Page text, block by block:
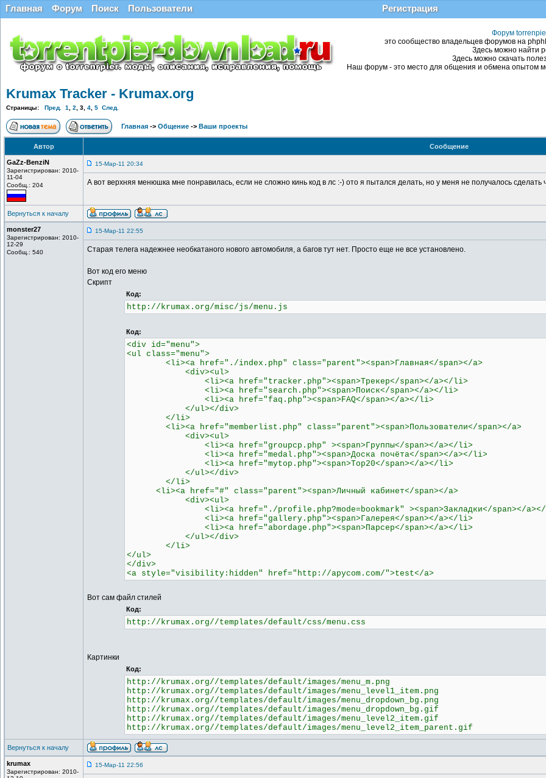
Главная Форум Поиск Пользователи Регистрация
Форум
это сообщество владельцев форумов на
Здесь можно найти
Здесь можно скачать
Наш форум - это место для общения и обмена опытом
Krumax Tracker - Krumax.org
Страницы: Пред. 1 2 3 4 5 След.
Главная -> Общение -> Ваши проекты
Автор Сообщение
GaZz-BenziN
Зарегистрирован: 2010-
11-04
Сообщ.: 204
15-Мар-11 20:34
А вот верхняя менюшка мне понравилась, если не сложно кинь код в лс :-) ото я пытался делать, но у меня не получалось
Вернуться к началу
monster27
Зарегистрирован: 2010-
12-29
Сообщ.: 540
15-Мар-11 22:55
Старая телега надежнее необкатаного нового автомобиля, а багов тут нет. Просто еще не все установлено.
Вот код его меню
Скрипт
Код:
http://krumax.org/misc/js/menu.js
Код:
<div id="menu">
<ul class="menu">
<li><a href="./index.php" class="parent"><span>Главная</span></a>
<div><ul>
<li><a href="tracker.php"><span>Трекер</span></a></li>
<li><a href="search.php"><span>Поиск</span></a></li>
<li><a href="faq.php"><span>FAQ</span></a></li>
</ul></div>
</li>
<li><a href="memberlist.php" class="parent"><span>Пользователи</span></a>
<div><ul>
<li><a href="groupcp.php" ><span>Группы</span></a></li>
<li><a href="medal.php"><span>Доска почёта</span></a></li>
<li><a href="mytop.php"><span>Top20</span></a></li>
</ul></div>
</li>
<li><a href="#" class="parent"><span>Личный кабинет</span></a>
<div><ul>
<li><a href="./profile.php?mode=bookmark" ><span>Закладки</span></
<li><a href="gallery.php"><span>Галерея</span></a></li>
<li><a href="abordage.php"><span>Парсер</span></a></li>
</ul></div>
</li>
</ul>
</div>
<a style="visibility:hidden" href="http://apycom.com/">test</a>
Вот сам файл стилей
Код:
http://krumax.org//templates/default/css/menu.css
Картинки
Код:
http://krumax.org//templates/default/images/menu_m.png
http://krumax.org//templates/default/images/menu_level1_item.png
http://krumax.org//templates/default/images/menu_dropdown_bg.png
http://krumax.org//templates/default/images/menu_dropdown_bg.gif
http://krumax.org//templates/default/images/menu_level2_item.gif
http://krumax.org//templates/default/images/menu_level2_item_parent.gif
Вернуться к началу
krumax
Зарегистрирован: 2010-
15-Мар-11 22:56